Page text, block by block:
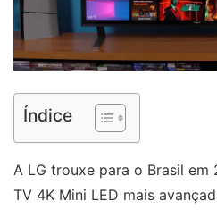
Índice
A LG trouxe para o Brasil em
TV 4K Mini LED mais